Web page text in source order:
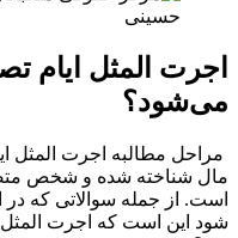
اجرت المثل ایام
می‌شود؟
مراحل مطالبه اجرت المثل
مال شناخته شده و شخص
است. از جمله سوالاتی که
شود این است که اجرت المثل